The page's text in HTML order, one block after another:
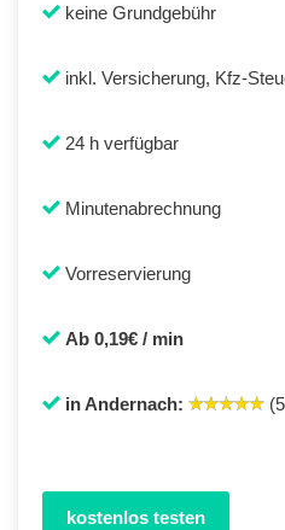
keine Grundgebühr
inkl. Versicherung, Kfz-
24 h verfügbar
Minutenabrechnung
Vorreservierung
Ab 0,19€ / min
in Andernach:
kostenlos testen